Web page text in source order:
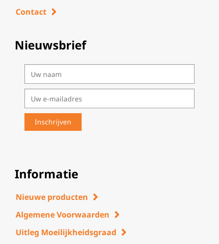
Contact
Nieuwsbrief
Informatie
Nieuwe producten
Algemene Voorwaarden
Uitleg Moeilijkheidsgraad